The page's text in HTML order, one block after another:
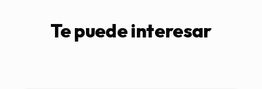
Te puede interesar